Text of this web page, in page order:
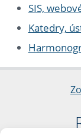
SIS,
Katedry,